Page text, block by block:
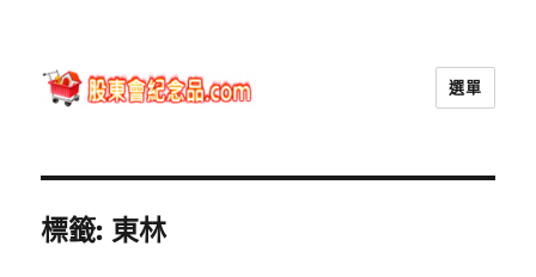
選單
標籤: 東林